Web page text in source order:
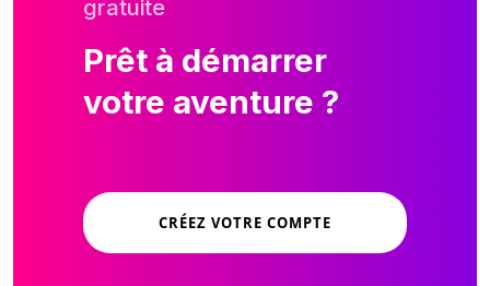
gratuite
Prêt à démarrer
votre aventure ?
CRÉEZ VOTRE COMPTE